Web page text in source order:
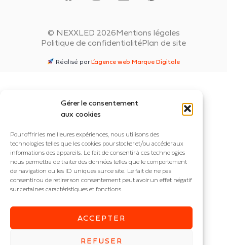
Gérer le consentement
aux cookies
Pour offrir les meilleures expériences, nous utilisons des
technologies telles que les cookies pour stocker et/ou accéder aux
informations des appareils. Le fait de consentir à ces technologies
nous permettra de traiter des données telles que le comportement
de navigation ou les ID uniques sur ce site. Le fait de ne pas
consentir ou de retirer son consentement peut avoir un effet négatif
sur certaines caractéristiques et fonctions.
ACCEPTER
REFUSER
© NEXXLED 2026Mentions légales
Politique de confidentialitéPlan de site
Réalisé parL’agence web Marque Digitale